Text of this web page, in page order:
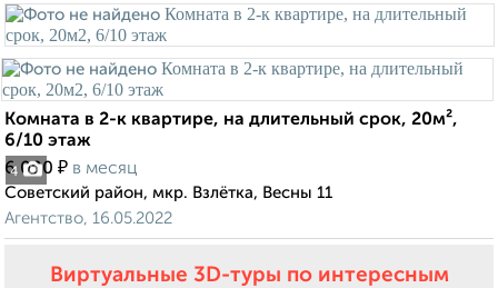
4
Комната в 2-к квартире, на длительный срок, 20м²,
6/10 этаж
6 000 ₽ в месяц
Советский район, мкр. Взлётка, Весны 11
Агентство, 16.05.2022
Виртуальные 3D-туры по интересным